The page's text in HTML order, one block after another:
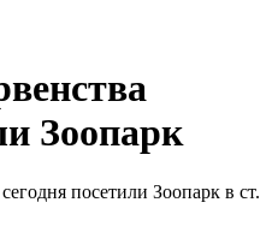
Зоопарк
посетили Зоопарк в ст.